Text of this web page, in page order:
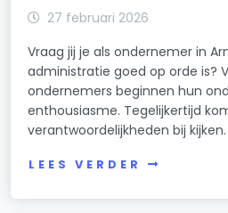
27 februari 2026
Vraag jij je als ondernemer in
administratie goed op orde is?
ondernemers beginnen hun
enthousiasme. Tegelijkertijd
verantwoordelijkheden bij kijken.
LEES VERDER